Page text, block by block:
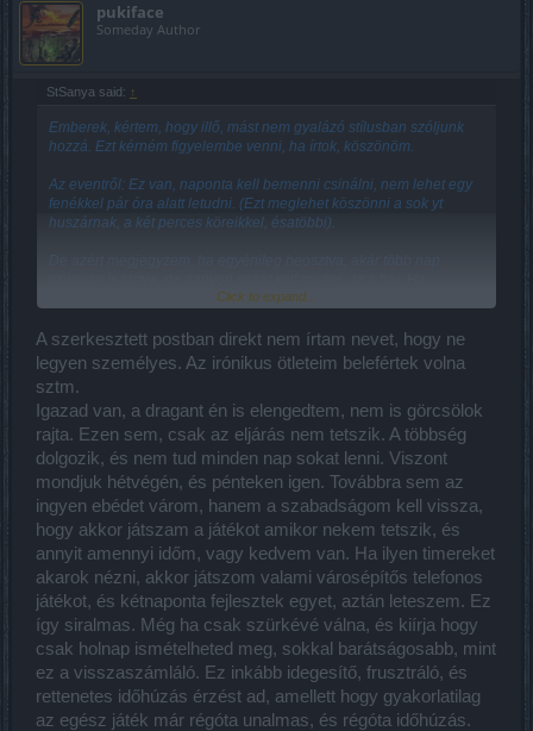
pukiface
Someday Author
StSanya said: ↑
Emberek, kértem, hogy illő, mást nem gyalázó stílusban szóljunk
hozzá. Ezt kérném figyelembe venni, ha írtok, köszönöm.
Az eventről: Ez van, naponta kell bemenni csinálni, nem lehet egy
fenékkel pár óra alatt letudni. (Ezt meglehet köszönni a sok yt
huszárnak, a két perces köreikkel, ésatöbbi).
mindennap, de relatíve keveset, akkor meg az a baj... Nekem úgy
event, tenni kell érte. Ha nem tetszik, akkor meg nem kell csinálni.
Én is kihagytam pár eventet, lásd utolsó dragan. El kell engedni,
elegánsan, nem szabad ezen görcsölni, csak a saját
idegrendszerét öli vele az ember.
A sárkányharcos sorsa miatt meg hiába kesergünk, ez van. Én is
játszom még, aztán ha nem fog változni pozítiv irányban az új
tartalommal, akkor én is el fogom engedni, játszon harcossal az, aki
akar, s van megfelelő hitelkerete hozzá...
Click to expand...
A szerkesztett postban direkt nem írtam nevet, hogy ne
legyen személyes. Az irónikus ötleteim belefértek volna
sztm.
Igazad van, a dragant én is elengedtem, nem is görcsölok
rajta. Ezen sem, csak az eljárás nem tetszik. A többség
dolgozik, és nem tud minden nap sokat lenni. Viszont
mondjuk hétvégén, és pénteken igen. Továbbra sem az
ingyen ebédet várom, hanem a szabadságom kell vissza,
hogy akkor játszam a játékot amikor nekem tetszik, és
annyit amennyi időm, vagy kedvem van. Ha ilyen timereket
akarok nézni, akkor játszom valami városépítős telefonos
játékot, és kétnaponta fejlesztek egyet, aztán leteszem. Ez
így siralmas. Még ha csak szürkévé válna, és kiírja hogy
csak holnap ismételheted meg, sokkal barátságosabb, mint
ez a visszaszámláló. Ez inkább idegesítő, frusztráló, és
rettenetes időhúzás érzést ad, amellett hogy gyakorlatilag
az egész játék már régóta unalmas, és régóta időhúzás.